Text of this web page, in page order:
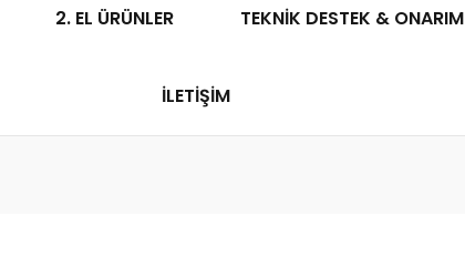
2. EL ÜRÜNLER TEKNIK DESTEK & ONARIM
İLETIŞIM